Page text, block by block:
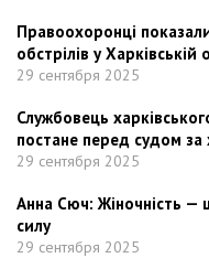
Правоохоронці
обстрілів у Харківській
29 сентября 2025
Службовець
постане перед судом за
29 сентября 2025
Анна Сюч: Жіночність —
силу
29 сентября 2025